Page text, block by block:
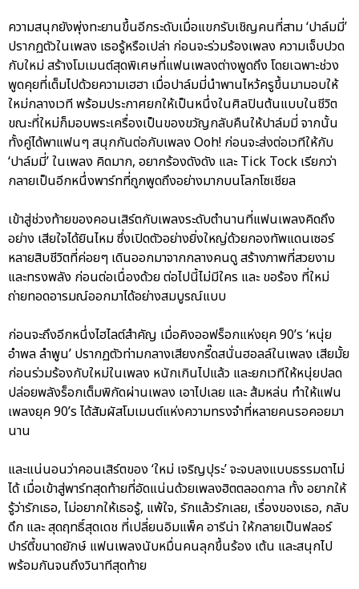
ความสนุกยังพุ่งทะยานขึ้นอีกระดับเมื่อแขกรับเชิญคนที่สาม ‘ปาล์มมี่’
ปรากฏตัวในเพลง เธอรู้หรือเปล่า ก่อนจะร่วมร้องเพลง ความเจ็บปวด
กับใหม่ สร้างโมเมนต์สุดพิเศษที่แฟนเพลงต่างพูดถึง โดยเฉพาะช่วง
พูดคุยที่เต็มไปด้วยความเฮฮา เมื่อปาล์มมี่นำพานไหว้ครูขึ้นมามอบให้
ใหม่กลางเวที พร้อมประกาศยกให้เป็นหนึ่งในศิลปินต้นแบบในชีวิต
ขณะที่ใหม่ก็มอบพระเครื่องเป็นของขวัญกลับคืนให้ปาล์มมี่ จากนั้น
ทั้งคู่ได้พาแฟนๆ สนุกกันต่อกับเพลง Ooh! ก่อนจะส่งต่อเวทีให้กับ
‘ปาล์มมี่’ ในเพลง คิดมาก, อยากร้องดังดัง และ Tick Tock เรียกว่า
กลายเป็นอีกหนึ่งพาร์ทที่ถูกพูดถึงอย่างมากบนโลกโซเชียล
เข้าสู่ช่วงท้ายของคอนเสิร์ตกับเพลงระดับตำนานที่แฟนเพลงคิดถึง
อย่าง เสียใจได้ยินไหม ซึ่งเปิดตัวอย่างยิ่งใหญ่ด้วยกองทัพแดนเซอร์
หลายสิบชีวิตที่ค่อยๆ เดินออกมาจากกลางคนดู สร้างภาพที่สวยงาม
และทรงพลัง ก่อนต่อเนื่องด้วย ต่อไปนี้ไม่มีใคร และ ขอร้อง ที่ใหม่
ถ่ายทอดอารมณ์ออกมาได้อย่างสมบูรณ์แบบ
ก่อนจะถึงอีกหนึ่งไฮไลต์สำคัญ เมื่อคิงออฟร็อกแห่งยุค 90’s ‘หนุ่ย
อำพล ลำพูน’ ปรากฏตัวท่ามกลางเสียงกรี๊ดสนั่นฮอลล์ในเพลง เสียมั้ย
ก่อนร่วมร้องกับใหม่ในเพลง หนักเกินไปแล้ว และยกเวทีให้หนุ่ยปลด
ปล่อยพลังร็อกเต็มพิกัดผ่านเพลง เอาไปเลย และ ส้มหล่น ทำให้แฟน
เพลงยุค 90’s ได้สัมผัสโมเมนต์แห่งความทรงจำที่หลายคนรอคอยมา
นาน
และแน่นอนว่าคอนเสิร์ตของ ‘ใหม่ เจริญปุระ’ จะจบลงแบบธรรมดาไม่
ได้ เมื่อเข้าสู่พาร์ทสุดท้ายที่อัดแน่นด้วยเพลงฮิตตลอดกาล ทั้ง อยากให้
รู้ว่ารักเธอ, ไม่อยากให้เธอรู้, แพ้ใจ, รักแล้วรักเลย, เรื่องของเธอ, กลับ
ดึก และ สุดฤทธิ์สุดเดช ที่เปลี่ยนอิมแพ็ค อารีน่า ให้กลายเป็นฟลอร์
ปาร์ตี้ขนาดยักษ์ แฟนเพลงนับหมื่นคนลุกขึ้นร้อง เต้น และสนุกไป
พร้อมกันจนถึงวินาทีสุดท้าย